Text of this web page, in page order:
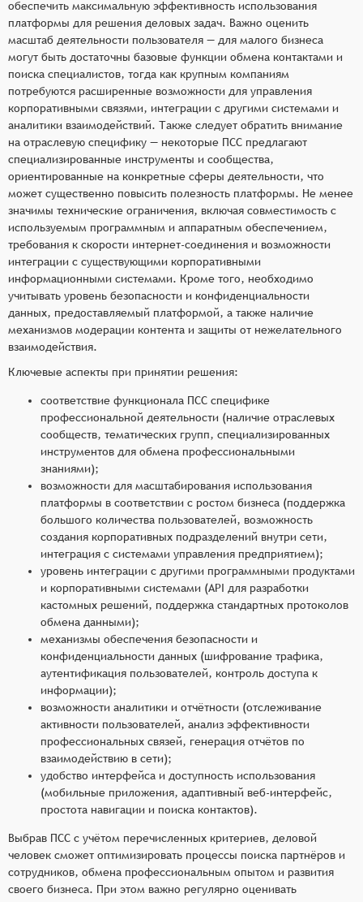
обеспечить максимальную эффективность использования
платформы для решения деловых задач. Важно оценить
масштаб деятельности пользователя — для малого бизнеса
могут быть достаточны базовые функции обмена контактами и
поиска специалистов, тогда как крупным компаниям
потребуются расширенные возможности для управления
корпоративными связями, интеграции с другими системами и
аналитики взаимодействий. Также следует обратить внимание
на отраслевую специфику — некоторые ПСС предлагают
специализированные инструменты и сообщества,
ориентированные на конкретные сферы деятельности, что
может существенно повысить полезность платформы. Не менее
значимы технические ограничения, включая совместимость с
используемым программным и аппаратным обеспечением,
требования к скорости интернет-соединения и возможности
интеграции с существующими корпоративными
информационными системами. Кроме того, необходимо
учитывать уровень безопасности и конфиденциальности
данных, предоставляемый платформой, а также наличие
механизмов модерации контента и защиты от нежелательного
взаимодействия.
Ключевые аспекты при принятии решения:
соответствие функционала ПСС специфике
профессиональной деятельности (наличие отраслевых
сообществ, тематических групп, специализированных
инструментов для обмена профессиональными
знаниями);
возможности для масштабирования использования
платформы в соответствии с ростом бизнеса (поддержка
большого количества пользователей, возможность
создания корпоративных подразделений внутри сети,
интеграция с системами управления предприятием);
уровень интеграции с другими программными продуктами
и корпоративными системами (API для разработки
кастомных решений, поддержка стандартных протоколов
обмена данными);
механизмы обеспечения безопасности и
конфиденциальности данных (шифрование трафика,
аутентификация пользователей, контроль доступа к
информации);
возможности аналитики и отчётности (отслеживание
активности пользователей, анализ эффективности
профессиональных связей, генерация отчётов по
взаимодействию в сети);
удобство интерфейса и доступность использования
(мобильные приложения, адаптивный веб-интерфейс,
простота навигации и поиска контактов).
Выбрав ПСС с учётом перечисленных критериев, деловой
человек сможет оптимизировать процессы поиска партнёров и
сотрудников, обмена профессиональным опытом и развития
своего бизнеса. При этом важно регулярно оценивать